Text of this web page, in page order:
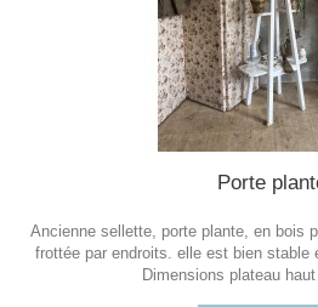
Porte
Ancienne sellette, porte plante, en bois
frottée par endroits. elle est bien stable
Dimensions plateau